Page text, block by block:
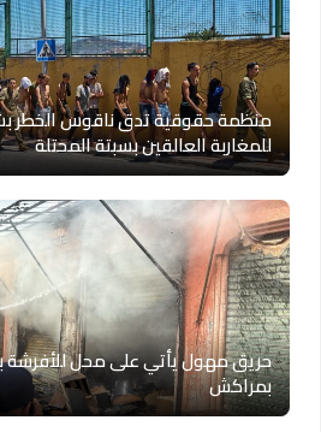
منظمة حقوقية تدق ناقوس الخطر
للمغاربة العالقين بسبتة المحتلة
حريق مهول يأتي على محل
بمراكش